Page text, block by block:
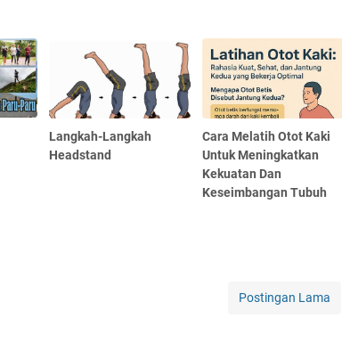
Langkah-Langkah
Headstand
Cara Melatih Otot Kaki
Untuk Meningkatkan
Kekuatan Dan
Keseimbangan Tubuh
Postingan Lama